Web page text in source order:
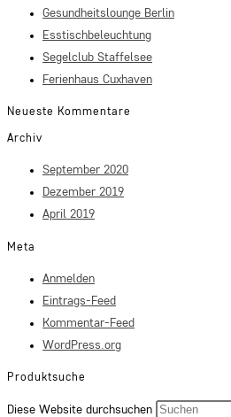
Gesundheitslounge Berlin
Esstischbeleuchtung
Segelclub Staffelsee
Ferienhaus Cuxhaven
Neueste Kommentare
Archiv
September 2020
Dezember 2019
April 2019
Meta
Anmelden
Eintrags-Feed
Kommentar-Feed
WordPress.org
Produktsuche
Diese Website durchsuchen